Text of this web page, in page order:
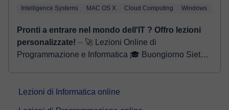
Intelligence Systems MAC OS X Cloud Computing Windows
Pronti a entrare nel mondo dell'IT ? Offro lezioni
personalizzate! ⏤ 🚀 Lezioni Online di
Programmazione e Informatica 🎓 Buongiorno Siete
Lezioni di Informatica online